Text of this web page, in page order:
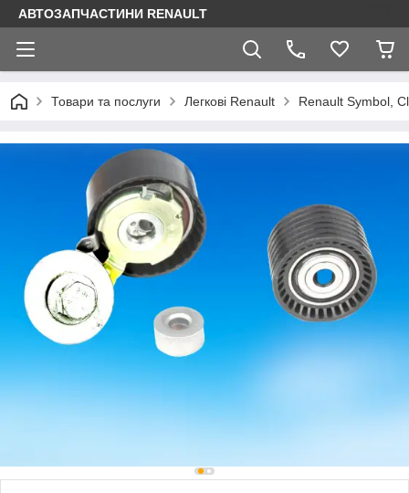
АВТОЗАПЧАСТИНИ RENAULT
Товари та послуги Легкові Renault Renault Symbol,